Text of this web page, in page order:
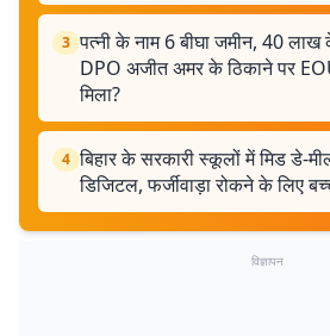
3 पत्नी के नाम 6 बीघा जमीन, 40
DPO अजीत अमर के ठिकाने पर
मिला?
4 बिहार के सरकारी स्कूलों में मिड डे-
डिजिटल, फर्जीवाड़ा रोकने के लिए
विज्ञापन